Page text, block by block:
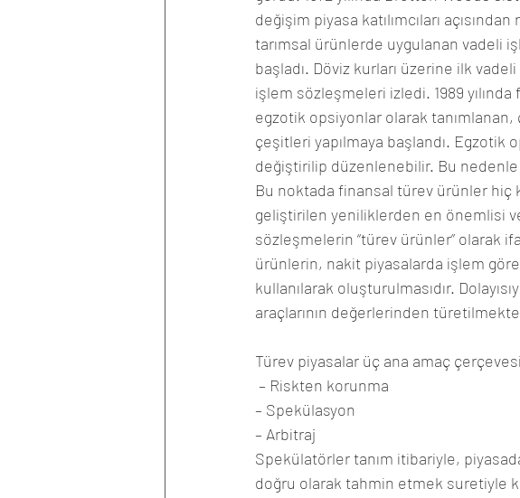
değişim piyasa katılımcıları
tarımsal ürünlerde uygulanan vadeli
başladı. Döviz kurları üzerine ilk
işlem sözleşmeleri izledi. 1989
egzotik opsiyonlar olarak tanımlanan,
çeşitleri yapılmaya başlandı. Egzotik
değiştirilip düzenlenebilir. Bu nedenle
Bu noktada finansal türev ürünler
geliştirilen yeniliklerden en önemlisi
sözleşmelerin “türev ürünler” olarak
ürünlerin, nakit piyasalarda işlem
kullanılarak oluşturulmasıdır.
araçlarının değerlerinden
Türev piyasalar üç ana amaç
– Riskten korunma
– Spekülasyon
– Arbitraj
Spekülatörler tanım itibariyle,
doğru olarak tahmin etmek suretiyle